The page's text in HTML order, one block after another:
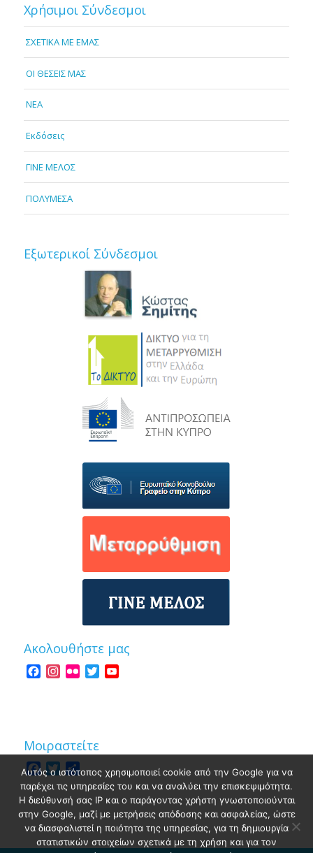
Χρήσιμοι Σύνδεσμοι
ΣΧΕΤΙΚΑ ΜΕ ΕΜΑΣ
OI ΘΕΣΕΙΣ ΜΑΣ
NEA
Εκδόσεις
ΓΙΝΕ ΜΕΛΟΣ
ΠΟΛΥΜΕΣΑ
Εξωτερικοί Σύνδεσμοι
Ακολουθήστε μας
Facebook
Instagram
Flickr Twitter
Μοιραστείτε
Facebook
Twitter
Share
Αυτός ο ιστότοπος χρησιμοποιεί cookie από την Google για να
παρέχει τις υπηρεσίες του και να αναλύει την επισκεψιμότητα.
Η διεύθυνσή σας IP και ο παράγοντας χρήστη γνωστοποιούνται
στην Google, μαζί με μετρήσεις απόδοσης και ασφαλείας, ώστε
να διασφαλιστεί η ποιότητα της υπηρεσίας, για τη δημιουργία
στατιστικών στοιχείων σχετικά με τη χρήση και για τον